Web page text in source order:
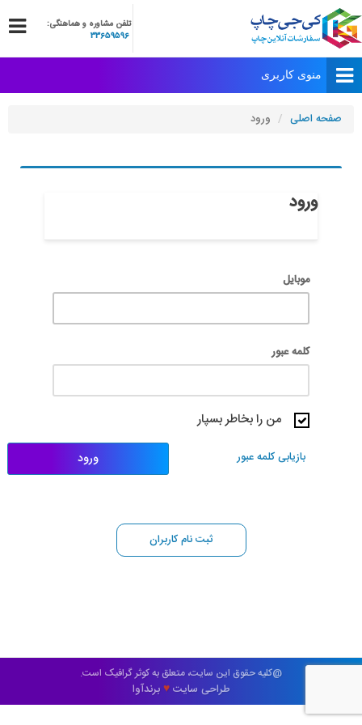
تلفن مشاوره و هماهنگی:
33659596
صفحه اصلی ورود
ورود
موبایل
کلمه عبور
من را بخاطر بسپار
بازیابی کلمه عبور ورود
ثبت نام کاربران
@کلیه حقوق این سایت، متعلق به کوثر گرافیک است.
طراحی سایت♥ برندآوا